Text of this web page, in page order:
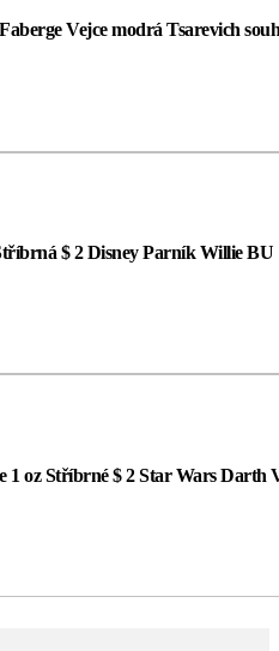
Vejce modrá Tsarevich
$ 2 Disney Parník Willie BU
1 oz Stříbrné $ 2 Star Wars Darth